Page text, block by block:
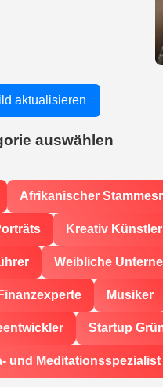
aktualisieren
auswählen
Afrikanischer
Kreativ
Weibliche
Musiker
Startup
und Meditationsspezialist